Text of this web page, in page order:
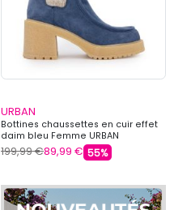
URBAN
Bottines chaussettes en cuir effet
daim bleu Femme URBAN
199,99 €89,99 € 55%